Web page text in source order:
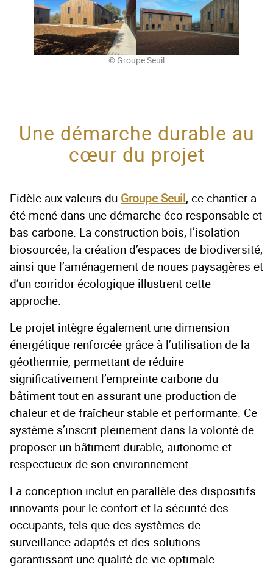
© Groupe Seuil
Une démarche durable au
cœur du projet
Fidèle aux valeurs du Groupe Seuil, ce chantier a
été mené dans une démarche éco-responsable et
bas carbone. La construction bois, l’isolation
biosourcée, la création d’espaces de biodiversité,
ainsi que l’aménagement de noues paysagères et
d’un corridor écologique illustrent cette
approche.
Le projet intègre également une dimension
énergétique renforcée grâce à l’utilisation de la
géothermie, permettant de réduire
significativement l’empreinte carbone du
bâtiment tout en assurant une production de
chaleur et de fraîcheur stable et performante. Ce
système s’inscrit pleinement dans la volonté de
proposer un bâtiment durable, autonome et
respectueux de son environnement.
La conception inclut en parallèle des dispositifs
innovants pour le confort et la sécurité des
occupants, tels que des systèmes de
surveillance adaptés et des solutions
garantissant une qualité de vie optimale.